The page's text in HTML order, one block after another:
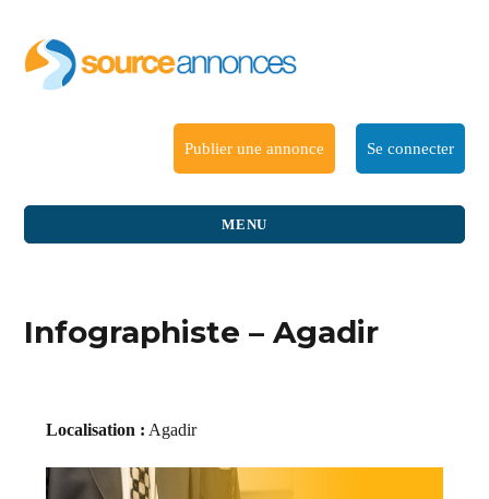
Publier une annonce Se connecter
MENU
Infographiste – Agadir
Localisation : Agadir